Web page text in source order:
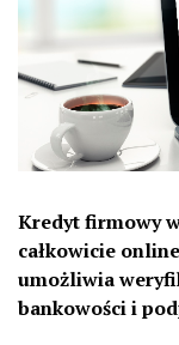
Kredyt firmowy
całkowicie
umożliwia
bankowości i